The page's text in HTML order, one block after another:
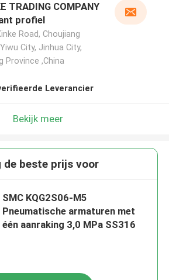
TRADING COMPANY
profiel
Road, Choujiang
City, Jinhua City,
Province ,China
Leverancier
Bekijk meer
de beste prijs voor
SMC KQG2S06-M5
Pneumatische armaturen met
één aanraking 3,0 MPa SS316